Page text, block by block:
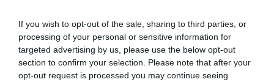
If you wish to opt-out of the sale, sharing to third parties, or
processing of your personal or sensitive information for
targeted advertising by us, please use the below opt-out
section to confirm your selection. Please note that after your
opt-out request is processed you may continue seeing
har jag provlagat, skrivit och fotat så att du ska
kunna laga dem med bästa resultat hemma. Läs mer
om mig.